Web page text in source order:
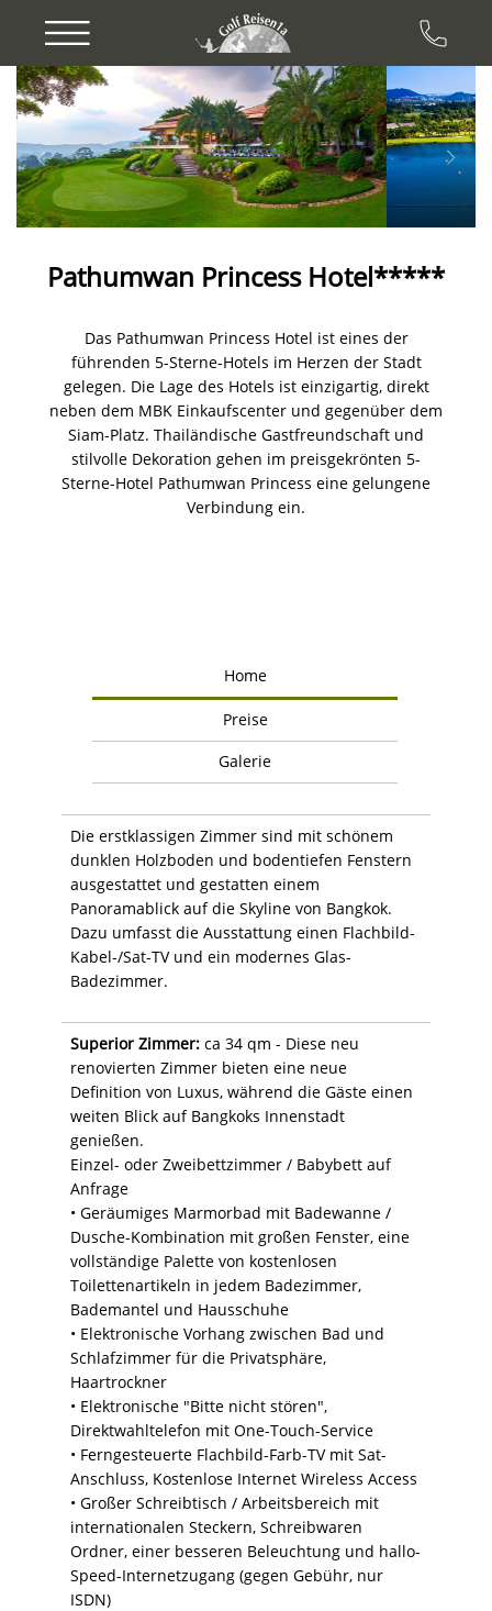
Previous Next
Pathumwan Princess Hotel*****
Das Pathumwan Princess Hotel ist eines der
führenden 5-Sterne-Hotels im Herzen der Stadt
gelegen. Die Lage des Hotels ist einzigartig, direkt
neben dem MBK Einkaufscenter und gegenüber dem
Siam-Platz. Thailändische Gastfreundschaft und
stilvolle Dekoration gehen im preisgekrönten 5-
Sterne-Hotel Pathumwan Princess eine gelungene
Verbindung ein.
Home
Preise
Galerie
Die erstklassigen Zimmer sind mit schönem
dunklen Holzboden und bodentiefen Fenstern
ausgestattet und gestatten einem
Panoramablick auf die Skyline von Bangkok.
Dazu umfasst die Ausstattung einen Flachbild-
Kabel-/Sat-TV und ein modernes Glas-
Badezimmer.
Superior Zimmer: ca 34 qm - Diese neu
renovierten Zimmer bieten eine neue
Definition von Luxus, während die Gäste einen
weiten Blick auf Bangkoks Innenstadt
genießen.
Einzel- oder Zweibettzimmer / Babybett auf
Anfrage
• Geräumiges Marmorbad mit Badewanne /
Dusche-Kombination mit großen Fenster, eine
vollständige Palette von kostenlosen
Toilettenartikeln in jedem Badezimmer,
Bademantel und Hausschuhe
• Elektronische Vorhang zwischen Bad und
Schlafzimmer für die Privatsphäre,
Haartrockner
• Elektronische "Bitte nicht stören",
Direktwahltelefon mit One-Touch-Service
• Ferngesteuerte Flachbild-Farb-TV mit Sat-
Anschluss, Kostenlose Internet Wireless Access
• Großer Schreibtisch / Arbeitsbereich mit
internationalen Steckern, Schreibwaren
Ordner, einer besseren Beleuchtung und hallo-
Speed-Internetzugang (gegen Gebühr, nur
ISDN)